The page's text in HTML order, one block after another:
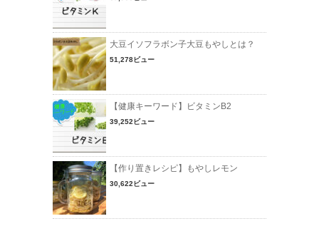
大豆イソフラボン子大豆もやしとは？
51,278ビュー
【健康キーワード】ビタミンB2
39,252ビュー
【作り置きレシピ】もやしレモン
30,622ビュー